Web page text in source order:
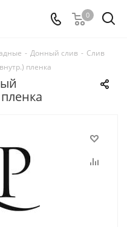
0
- Донный слив - Слив
пленка